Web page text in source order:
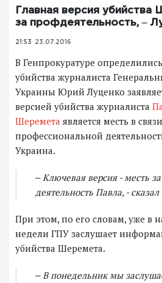
Главная версия
за профдеятельность, ‒
21:53 23.07.2016
В Генпрокуратуре
убийства журналиста
Украины Юрий Луценко
версией убийства журналиста
Шеремета является месть в
профессиональной
Украина.
‒ Ключевая версия - месть
деятельность Павла, - сказал
При этом, по его словам, уже в
недели ГПУ заслушает
убийства Шеремета.
‒ В понедельник мы